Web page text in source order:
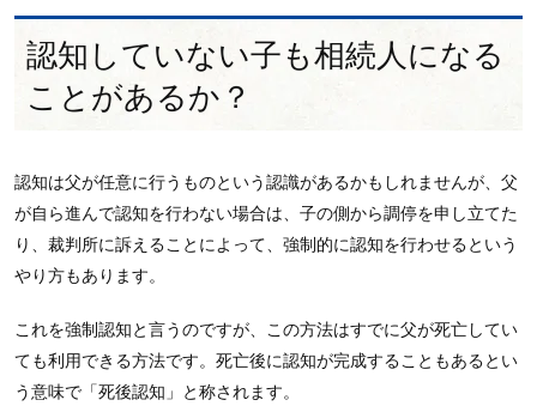
認知していない子も相続人になる
ことがあるか？
認知は父が任意に行うものという認識があるかもしれませんが、父
が自ら進んで認知を行わない場合は、子の側から調停を申し立てた
り、裁判所に訴えることによって、強制的に認知を行わせるという
やり方もあります。
これを強制認知と言うのですが、この方法はすでに父が死亡してい
ても利用できる方法です。死亡後に認知が完成することもあるとい
う意味で「死後認知」と称されます。